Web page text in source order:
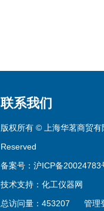
联系我们
版权所有 © 上海华茗商贸
Reserved
备案号：沪ICP备20024783
技术支持： 化工仪器网
总访问量：453207 管理